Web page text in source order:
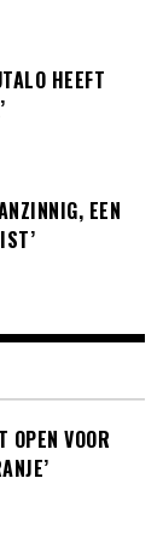
HEEFT
EEN
OPEN VOOR